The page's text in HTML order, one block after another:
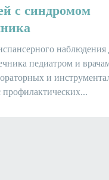
с синдромом
наблюдения
педиатром и
и